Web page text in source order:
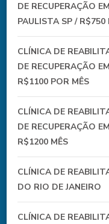
DE RECUPERAÇÃO
PAULISTA SP / R$750
CLÍNICA DE
DE RECUPERAÇÃO
R$1100 POR MÊS
CLÍNICA DE
DE RECUPERAÇÃO
R$1200 MÊS
CLÍNICA DE
DO RIO DE JANEIRO
CLÍNICA DE